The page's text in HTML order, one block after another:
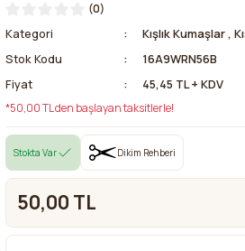
(0)
Kategori Kışlık Kumaşlar,
Stok Kodu
16A9WRN56B
Fiyat
45,45 TL + KDV
*50,00 TL den başlayan taksitlerle!
Stokta Var Dikim Rehberi
50,00 TL